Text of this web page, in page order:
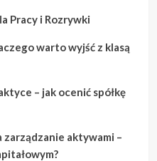
Pracy i Rozrywki
warto wyjść z klasą
– jak ocenić spółkę
aktywami –